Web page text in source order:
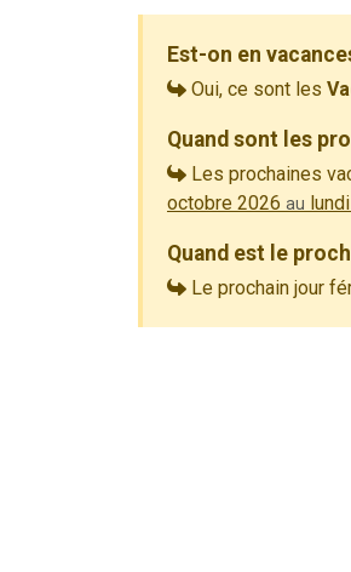
Est-on en
Oui, ce sont les
Quand sont les
Les prochaines
octobre 2026 au
Quand est le
Le prochain jour